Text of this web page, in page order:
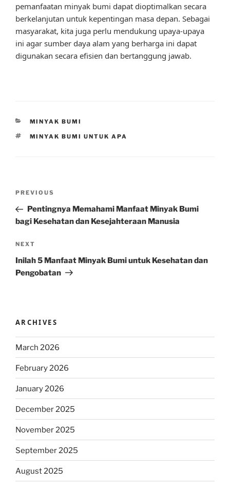
pemanfaatan minyak bumi dapat dioptimalkan secara
berkelanjutan untuk kepentingan masa depan. Sebagai
masyarakat, kita juga perlu mendukung upaya-upaya
ini agar sumber daya alam yang berharga ini dapat
digunakan secara efisien dan bertanggung jawab.
CATEGORIES
MINYAK BUMI
TAGS
MINYAK BUMI UNTUK APA
Previous
Post
PREVIOUS
Pentingnya Memahami Manfaat Minyak Bumi
bagi Kesehatan dan Kesejahteraan Manusia
Next
Post
NEXT
Inilah 5 Manfaat Minyak Bumi untuk Kesehatan dan
Pengobatan
ARCHIVES
March 2026
February 2026
January 2026
December 2025
November 2025
September 2025
August 2025